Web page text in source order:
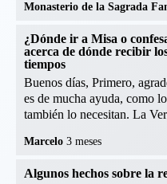
Monasterio de la Sagrada
¿Dónde ir a Misa o
acerca de dónde recibir
tiempos
Buenos días, Primero,
es de mucha ayuda, como
también lo necesitan. La
Marcelo 3 meses
Algunos hechos sobre la